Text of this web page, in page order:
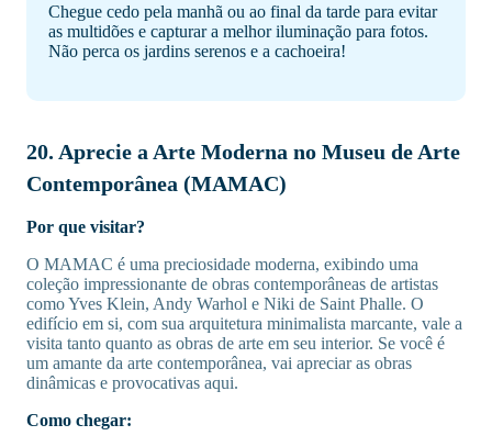
Chegue cedo pela manhã ou ao final da tarde para evitar
as multidões e capturar a melhor iluminação para fotos.
Não perca os jardins serenos e a cachoeira!
20. Aprecie a Arte Moderna no Museu de Arte
Contemporânea (MAMAC)
Por que visitar?
O MAMAC é uma preciosidade moderna, exibindo uma
coleção impressionante de obras contemporâneas de artistas
como Yves Klein, Andy Warhol e Niki de Saint Phalle. O
edifício em si, com sua arquitetura minimalista marcante, vale a
visita tanto quanto as obras de arte em seu interior. Se você é
um amante da arte contemporânea, vai apreciar as obras
dinâmicas e provocativas aqui.
Como chegar: